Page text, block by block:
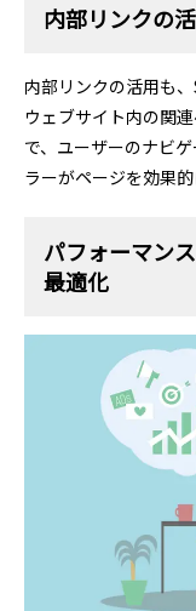
内部リンクの
内部リンクの活用も、
ウェブサイト内の関
で、ユーザーのナビ
ラーがページを効果
パフォーマン
最適化